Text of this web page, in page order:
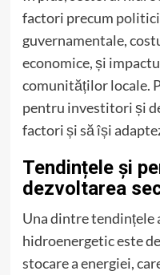
factori precum
guvernamentale,
economice, și
comunităților locale.
pentru investitori și
factori și să își
Tendințele și
dezvoltarea
Una dintre tendințele
hidroenergetic este
stocare a energiei,